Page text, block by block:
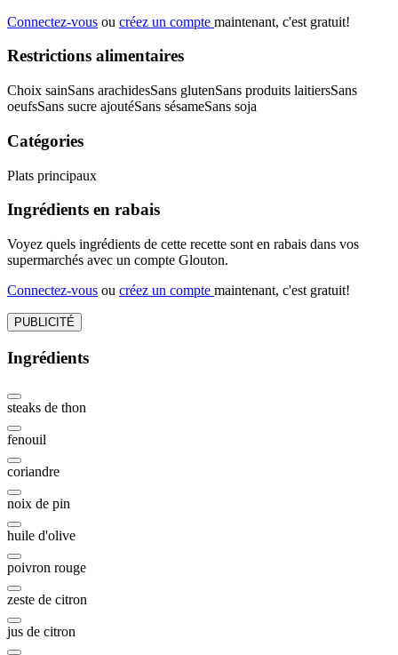
Connectez-vous ou créez un compte maintenant, c'est gratuit!
Restrictions alimentaires
Choix sainSans arachidesSans glutenSans produits laitiersSans
oeufsSans sucre ajoutéSans sésameSans soja
Catégories
Plats principaux
Ingrédients en rabais
Voyez quels ingrédients de cette recette sont en rabais dans vos
supermarchés avec un compte Glouton.
Connectez-vous ou créez un compte maintenant, c'est gratuit!
PUBLICITÉ
Ingrédients
steaks de thon
fenouil
coriandre
noix de pin
huile d'olive
poivron rouge
zeste de citron
jus de citron